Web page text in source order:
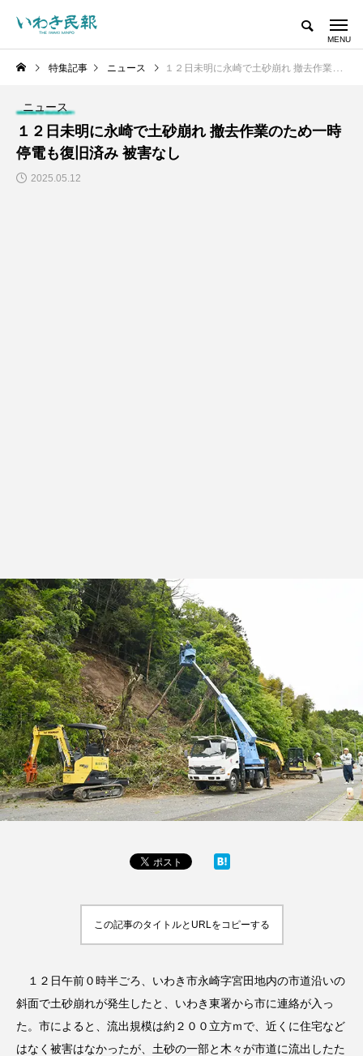
特集記事 ニュース １２日未明に永崎で土砂崩れ 撤去作業のため一時停電も復旧済み 被害なし
ニュース
１２日未明に永崎で土砂崩れ 撤去作業のため一時
停電も復旧済み 被害なし
2025.05.12
この記事のタイトルとURLをコピーする
１２日午前０時半ごろ、いわき市永崎字宮田地内の市道沿いの
斜面で土砂崩れが発生したと、いわき東署から市に連絡が入っ
た。市によると、流出規模は約２００立方ｍで、近くに住宅など
はなく被害はなかったが、土砂の一部と木々が市道に流出したた